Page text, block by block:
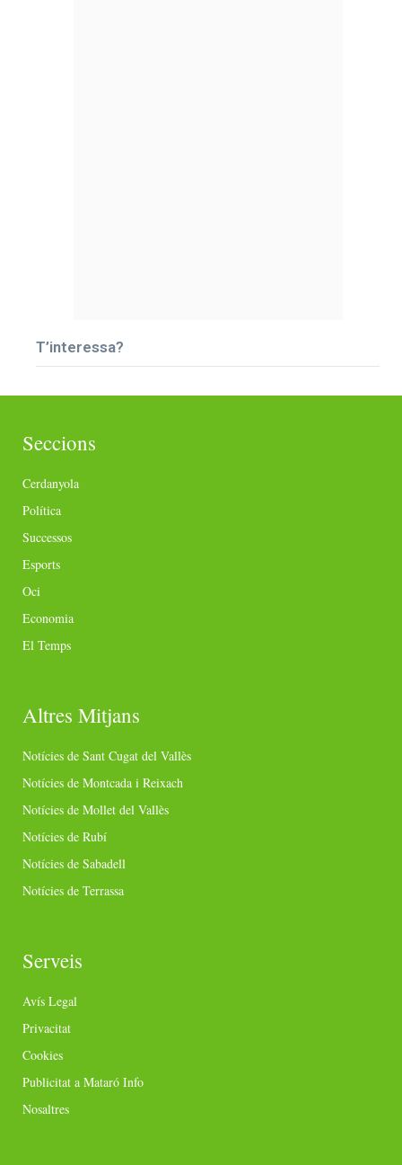
T’interessa?
Seccions
Cerdanyola
Política
Successos
Esports
Oci
Economia
El Temps
Altres Mitjans
Notícies de Sant Cugat del Vallès
Notícies de Montcada i Reixach
Notícies de Mollet del Vallès
Notícies de Rubí
Notícies de Sabadell
Notícies de Terrassa
Serveis
Avís Legal
Privacitat
Cookies
Publicitat a Mataró Info
Nosaltres